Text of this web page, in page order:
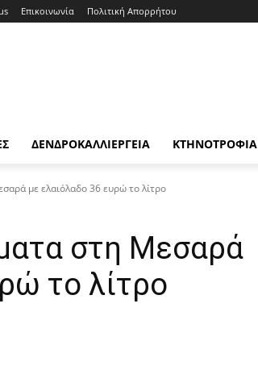
Επικοινωνία Πολιτική Απορρήτου
ΔΕΝΔΡΟΚΑΛΛΙΕΡΓΕΙΑ ΚΤΗΝΟΤΡΟΦΙΑ
με ελαιόλαδο 36 ευρώ το λίτρο
στη Μεσαρά
το λίτρο